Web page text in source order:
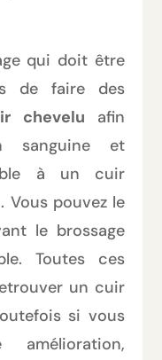
qui doit être
de faire des
chevelu afin
sanguine et
à un cuir
Vous pouvez le
le brossage
Toutes ces
un cuir
si vous